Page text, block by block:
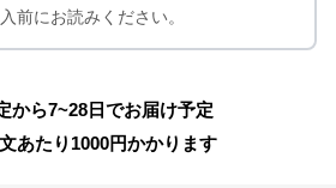
前にお読みください。
から7~28日でお届け予定
あたり 1000円かかります